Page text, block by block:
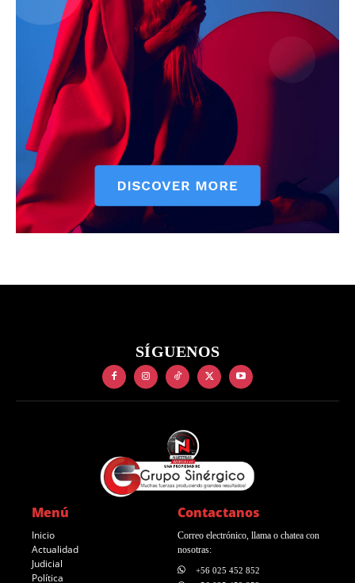
SÍGUENOS
Menú
Inicio
Actualidad
Judicial
Política
Contactanos
Correo electrónico, llama o chatea con
nosotras:
+56 025 452 852